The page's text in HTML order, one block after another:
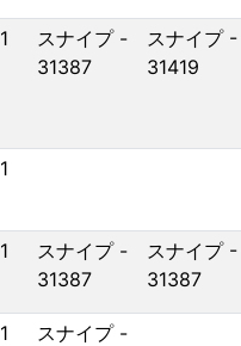
1
スナイプ -
31387
スナイプ -
31419
1
1
スナイプ -
31387
スナイプ -
31387
1
スナイプ -